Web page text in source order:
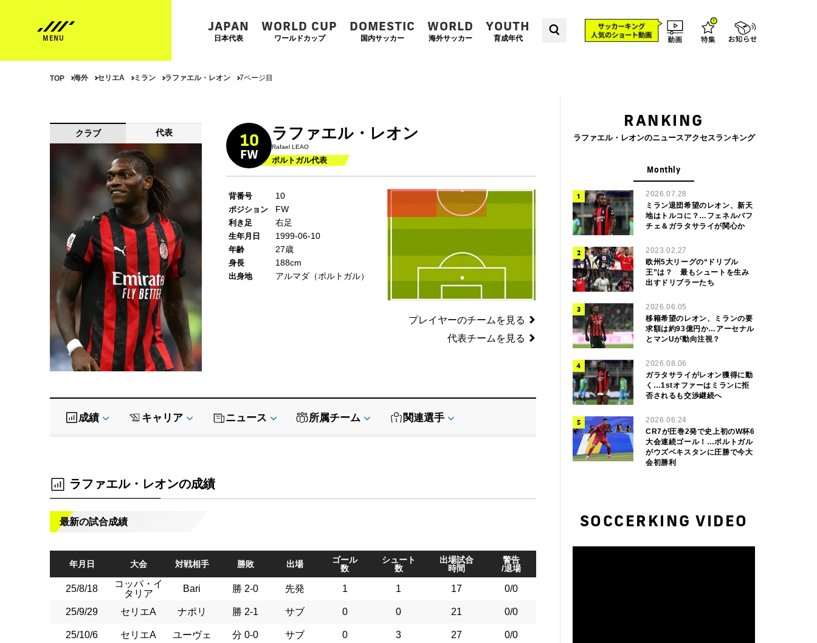
JAPAN
日本代表
WORLD CUP
ワールドカップ
DOMESTIC
国内サッカー
WORLD
海外サッカー
YOUTH
育成年代
TOP 海外 セリエA ミラン ラファエル・レオン 7ページ目
クラブ 代表 10
FW
ラファエル・レオン
Rafael LEAO
ポルトガル代表
背番号 10
ポジション FW
利き足 右足
生年月日 1999-06-10
年齢 27歳
身長 188cm
出身地 アルマダ（ポルトガル）
左
CF
右
WG
SB
CB
右
SB
GK
プレイヤーのチームを見る
代表チームを見る
成績 キャリア ニュース 所属チーム 関連選手
ラファエル・レオンの成績
最新の試合成績
年月日 大会 対戦相手 勝敗 出場
ゴール
数
シュート
数
出場試合
時間
警告
/退場
25/8/18
コッパ・イ
タリア
Bari 勝 2-0 先発 1 1 17 0/0
25/9/29 セリエA ナポリ 勝 2-1 サブ 0 0 21 0/0
25/10/6 セリエA ユーヴェ 分 0-0 サブ 0 3 27 0/0
RANKING
ラファエル・レオンのニュースアクセスランキング
Monthly
2026.07.28
ミラン退団希望のレオン、新天
地はトルコに？…フェネルバフ
チェ＆ガラタサライが関心か
2023.02.27
欧州5大リーグの“ドリブル
王”は？ 最もシュートを生み
出すドリブラーたち
2026.06.05
移籍希望のレオン、ミランの要
求額は約93億円か…アーセナル
とマンUが動向注視？
2026.08.06
ガラタサライがレオン獲得に動
く…1stオファーはミランに拒
否されるも交渉継続へ
2026.06.24
CR7が圧巻2発で史上初のW杯6
大会連続ゴール！…ポルトガル
がウズベキスタンに圧勝で今大
会初勝利
SOCCERKING VIDEO